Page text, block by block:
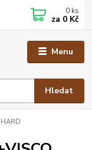
Menu
Hledat
0 ks
za 0 Kč